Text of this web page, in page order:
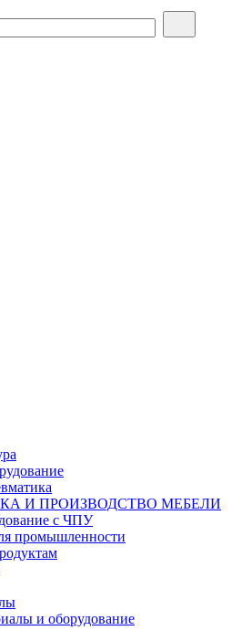
И ПРОИЗВОДСТВО МЕБЕЛИ
с ЧПУ
промышленности
и оборудование